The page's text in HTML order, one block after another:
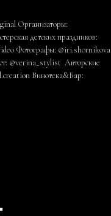
Организаторы:
детских праздников:
Фотографы: @iri.shornikova
@verina_stylist Авторские
Винотека&Бар: